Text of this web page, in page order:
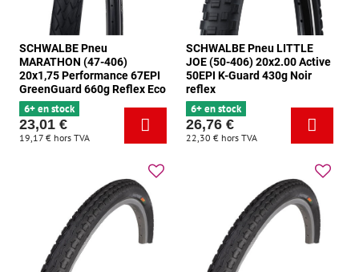
SCHWALBE Pneu
MARATHON (47-406)
20x1,75 Performance 67EPI
GreenGuard 660g Reflex Eco
6+ en stock
23,01 €
19,17 € hors TVA
SCHWALBE Pneu LITTLE
JOE (50-406) 20x2.00 Active
50EPI K-Guard 430g Noir
reflex
6+ en stock
26,76 €
22,30 € hors TVA